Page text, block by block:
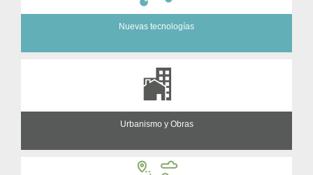
Nuevas tecnologías
Urbanismo y Obras